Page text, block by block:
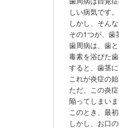
しい病気です。
しかし、そん
その1つが、歯
歯周病は、歯
毒素を浴びた
すると、歯茎
これが炎症の始
ただ、この炎
陥ってしまいま
このとき、最
しかし、お口